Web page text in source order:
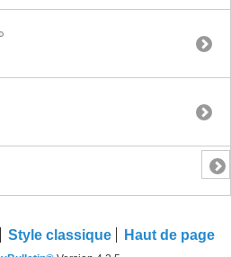
Style classique Haut de page